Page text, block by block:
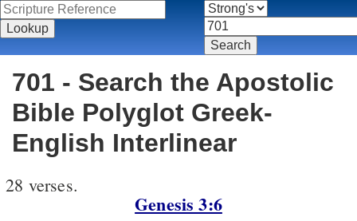
701 - Search the Apostolic
Bible Polyglot Greek-
English Interlinear
28 verses.
Genesis 3:6